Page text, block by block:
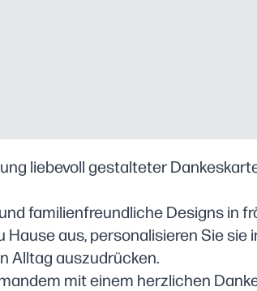
liebevoll gestalteter
familienfreundliche Designs in
aus, personalisieren Sie
Alltag auszudrücken.
mit einem herzlichen